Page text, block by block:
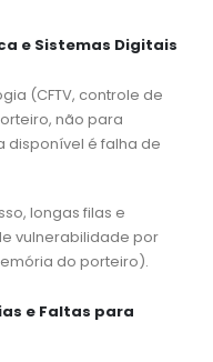
e Sistemas Digitais
(CFTV, controle de
não para
disponível é falha de
longas filas e
vulnerabilidade por
do porteiro).
e Faltas para